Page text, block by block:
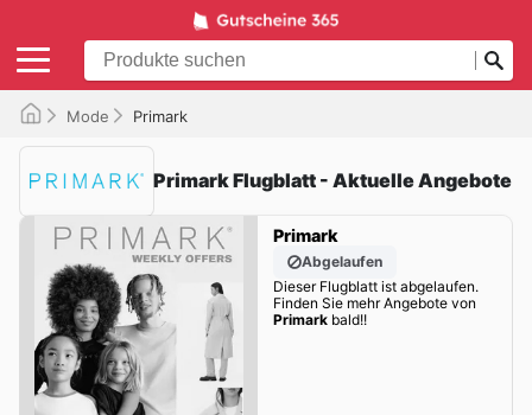
Mode Primark
Primark Flugblatt - Aktuelle Angebote
Primark
Abgelaufen
Dieser Flugblatt ist abgelaufen.
Finden Sie mehr Angebote von
Primarkbald!!